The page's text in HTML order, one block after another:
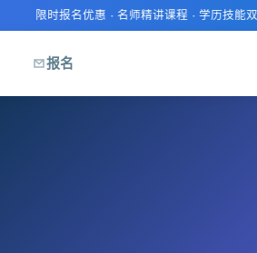
限时报名优惠 · 名师精讲课程 · 学历技能双提
报名